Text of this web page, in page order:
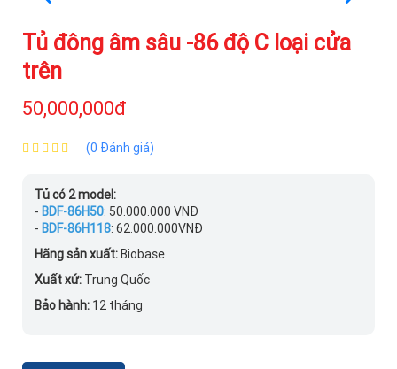
Tủ đông âm sâu -86 độ C loại cửa
trên
50,000,000đ
(0 Đánh giá)
Tủ có 2 model:
- BDF-86H50: 50.000.000 VNĐ
- BDF-86H118: 62.000.000VNĐ
Hãng sản xuất: Biobase
Xuất xứ: Trung Quốc
Bảo hành: 12 tháng